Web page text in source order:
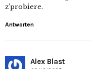
z’probiere.
Antworten
Alex Blast